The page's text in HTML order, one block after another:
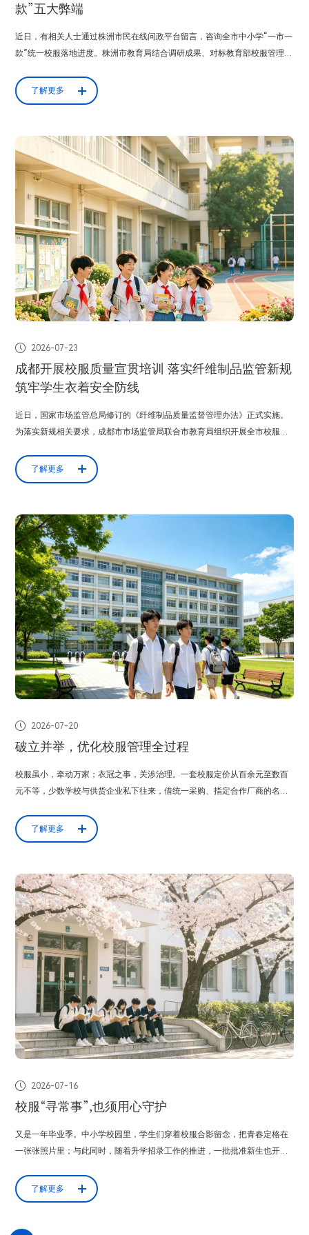
款”五大弊端
近日，有相关人士通过株洲市民在线问政平台留言，咨询全市中小学“一市一
款”统一校服落地进度。株洲市教育局结合调研成果、对标教育部校服管理相
实痛点，全方位阐释全域统一校服模式存在的治理短板，坚持以群众需求为
导向调整校服管理的思路。在前期筹备“一市一款”政策阶段，株洲市教育局
了解更多
 2026-07-23
成都开展校服质量宣贯培训 落实纤维制品监管新规
筑牢学生衣着安全防线
近日，国家市场监管总局修订的《纤维制品质量监督管理办法》正式实施。
为落实新规相关要求，成都市市场监管局联合市教育局组织开展全市校服质
会，明确校服全链条质量安全管控要求。新规将学生服、婴幼儿纺织产品列
为重点监管品类，从原料、出厂、溯源三个环节划定刚性监管要求。原料层
了解更多
 2026-07-20
破立并举，优化校服管理全过程
校服虽小，牵动万家；衣冠之事，关涉治理。一套校服定价从百余元至数百
元不等，少数学校与供货企业私下往来，借统一采购、指定合作厂商的名义
垒，打着扶持中小企业、表彰优质企业的旗号形成地方保护；个别校服存在
定价偏高、质量不达标等情况，采购流程透明度不足，家长与学生的知情、
治的民...
了解更多
 2026-07-16
校服“寻常事”,也须用心守护
又是一年毕业季。中小学校园里，学生们穿着校服合影留念，把青春定格在
一张张照片里；与此同时，随着升学招录工作的推进，一批批准新生也开始
美观、或朴素、或“不尽人意”的校服，始终是伴随着自己那段拼搏岁月的朋
友。也正因如此，这身看似寻常的衣服，总能牵动大众的神经。网络上关于
了解更多